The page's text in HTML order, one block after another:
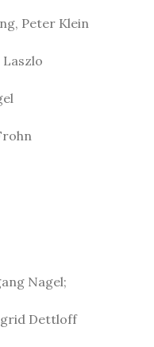
Peter Klein
Laszlo
Nagel;
Dettloff